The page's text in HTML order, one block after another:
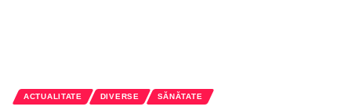
ACTUALITATE DIVERSE SĂNĂTATE